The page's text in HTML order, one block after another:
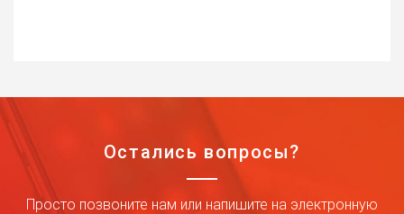
Остались вопросы?
Просто позвоните нам или напишите на электронную